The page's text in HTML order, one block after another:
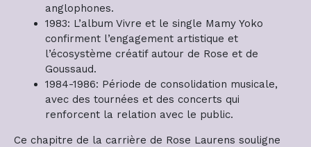
anglophones.
1983: L’album Vivre et le single Mamy Yoko
confirment l’engagement artistique et
l’écosystème créatif autour de Rose et de
Goussaud.
1984-1986: Période de consolidation musicale,
avec des tournées et des concerts qui
renforcent la relation avec le public.
Ce chapitre de la carrière de Rose Laurens souligne